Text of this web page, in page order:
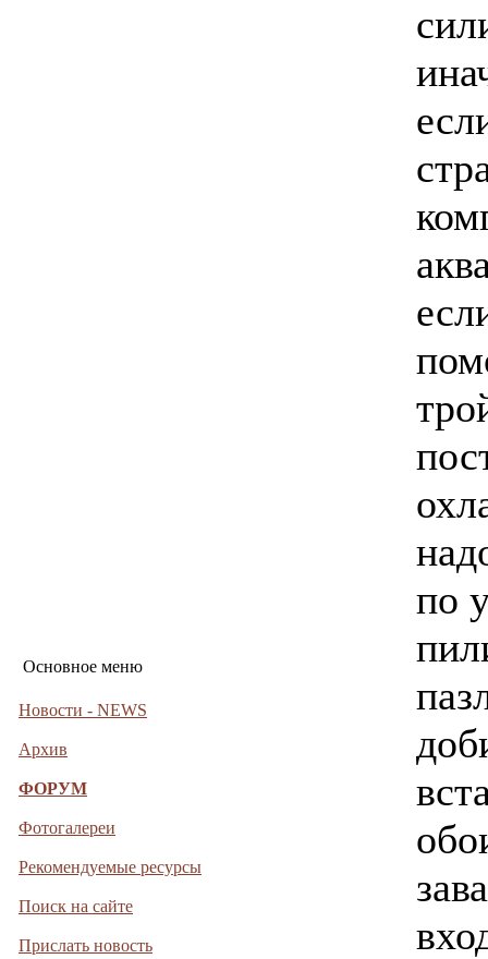
Основное меню
Новости - NEWS
Архив
ФОРУМ
Фотогалереи
Рекомендуемые ресурсы
Поиск на сайте
Прислать новость
по